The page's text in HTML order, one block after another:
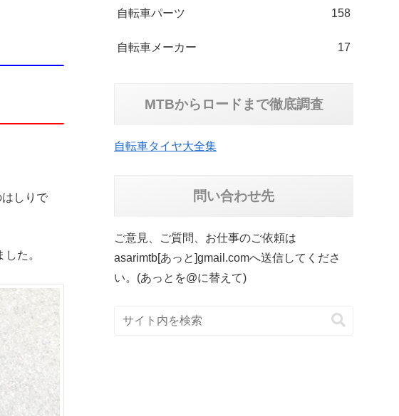
しりで
た。
自転車パーツ 158
自転車メーカー 17
MTBからロードまで徹底調査
自転車タイヤ大全集
問い合わせ先
ご意見、ご質問、お仕事のご依頼は
asarimtb[あっと]gmail.comへ送信してくださ
い。(あっとを@に替えて)